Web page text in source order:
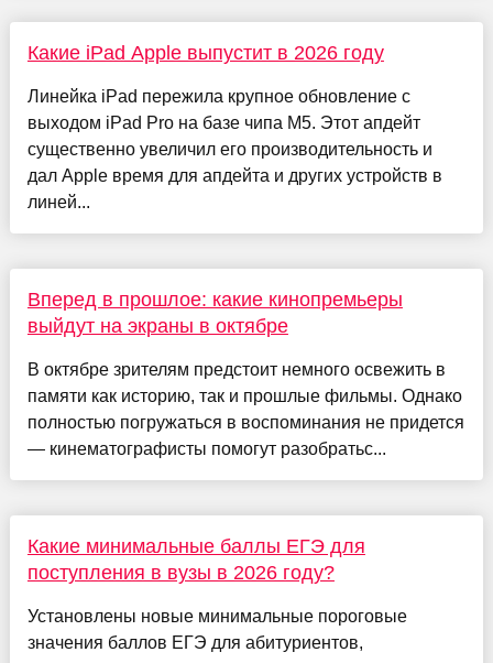
Какие iPad Apple выпустит в 2026 году
Линейка iPad пережила крупное обновление с
выходом iPad Pro на базе чипа М5. Этот апдейт
существенно увеличил его производительность и
дал Apple время для апдейта и других устройств в
линей...
Вперед в прошлое: какие кинопремьеры
выйдут на экраны в октябре
В октябре зрителям предстоит немного освежить в
памяти как историю, так и прошлые фильмы. Однако
полностью погружаться в воспоминания не придется
— кинематографисты помогут разобратьс...
Какие минимальные баллы ЕГЭ для
поступления в вузы в 2026 году?
Установлены новые минимальные пороговые
значения баллов ЕГЭ для абитуриентов,